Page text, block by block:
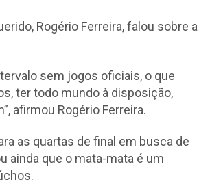
Rogério Ferreira, falou sobre a
sem jogos oficiais, o que
ter todo mundo à disposição,
afirmou Rogério Ferreira.
as quartas de final em busca de
ainda que o mata-mata é um